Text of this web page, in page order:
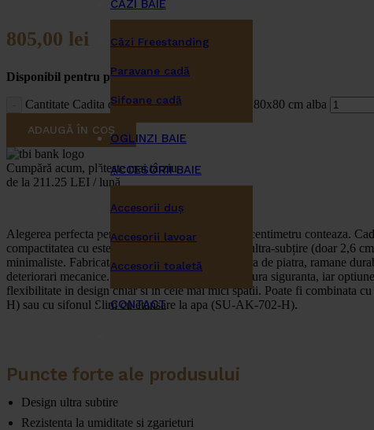
CĂZI BAIE
Căzi Freestanding
Paravane cadă
Sifoane cadă
OGLINZI BAIE
ACCESORII BAIE
Accesorii duş
Accesorii lavoar
Accesorii toaletă
CONTACT
805,00 lei
Disponibil pentru pre-comenzi
Cantitate Cadita de dus patrata Invena Alvero 80x80 cm alba
ADAUGĂ ÎN COȘ
Cumpără acum, plătește mai târziu
de la 211.25 LEI / lună
Alegerea perfecta pentru baile mici, unde fiecare centimetru conteaza.
compactitatea cu estetica moderna. Designul sau ultra-subțire (doar 2,6
minimaliste. Fabricata din material SMC cu textura de piatra, ramane
deteriorari mecanice. Suprafata antiderapanta asigura siguranta, iar
flexibilitate in design chiar si in cele mai mici spatii. Poate fi combinata
H) sau cu sifonul Slim cu etansare la apa (SU-AK-702-H).
Puncte forte ale produsului
Design ultra subtire
Rezistenta la umiditate si zgarieturi